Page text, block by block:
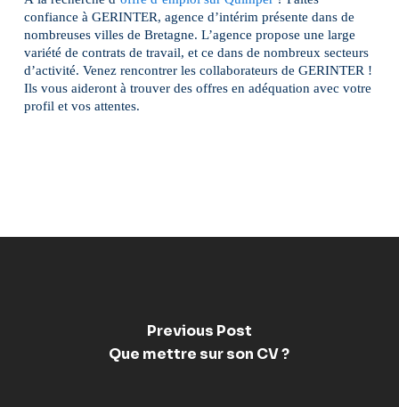
confiance à GERINTER, agence d’intérim présente dans de
nombreuses villes de Bretagne. L’agence propose une large
variété de contrats de travail, et ce dans de nombreux secteurs
d’activité. Venez rencontrer les collaborateurs de GERINTER !
Ils vous aideront à trouver des offres en adéquation avec votre
profil et vos attentes.
Previous Post
Que mettre sur son CV ?